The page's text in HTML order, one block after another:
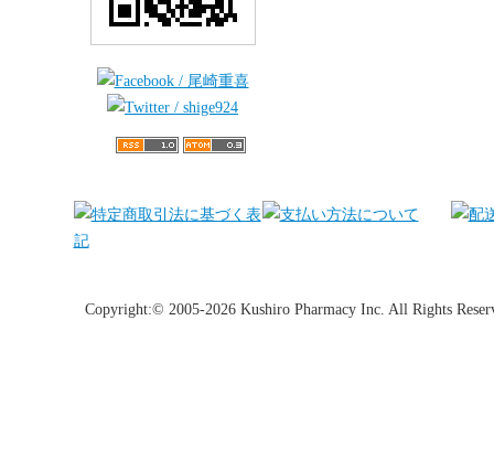
Copyright:© 2005-2026 Kushiro Pharmacy Inc. All Rights